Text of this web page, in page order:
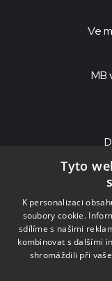
Ve
MB
© 2026
MKS Beseda,
IČO: 00091758,
Tyto
K personalizaci
soubory cookie.
sdílíme s našimi
kombinovat s dalšími
shromáždili při